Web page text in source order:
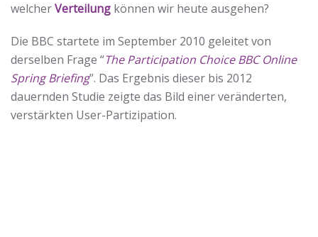
welcherVerteilung können wir heute ausgehen?
Die BBC startete im September 2010 geleitet von
derselben Frage “The Participation Choice BBC Online
Spring Briefing”. Das Ergebnis dieser bis 2012
dauernden Studie zeigte das Bild einer veränderten,
verstärkten User-Partizipation.